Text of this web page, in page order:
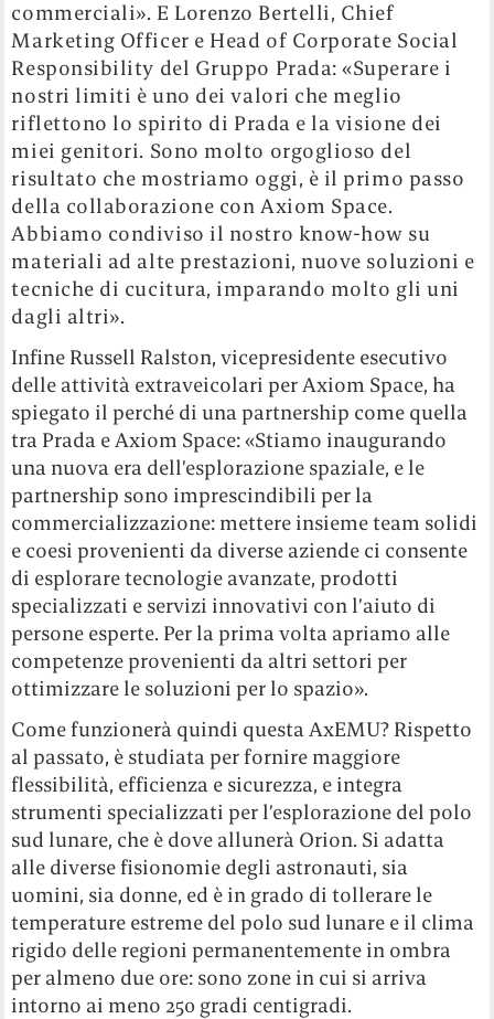
commerciali». E Lorenzo Bertelli, Chief
Marketing Officer e Head of Corporate Social
Responsibility del Gruppo Prada: «Superare i
nostri limiti è uno dei valori che meglio
riflettono lo spirito di Prada e la visione dei
miei genitori. Sono molto orgoglioso del
risultato che mostriamo oggi, è il primo passo
della collaborazione con Axiom Space.
Abbiamo condiviso il nostro know-how su
materiali ad alte prestazioni, nuove soluzioni e
tecniche di cucitura, imparando molto gli uni
dagli altri».
Infine Russell Ralston, vicepresidente esecutivo
delle attività extraveicolari per Axiom Space, ha
spiegato il perché di una partnership come quella
tra Prada e Axiom Space: «Stiamo inaugurando
una nuova era dell’esplorazione spaziale, e le
partnership sono imprescindibili per la
commercializzazione: mettere insieme team solidi
e coesi provenienti da diverse aziende ci consente
di esplorare tecnologie avanzate, prodotti
specializzati e servizi innovativi con l’aiuto di
persone esperte. Per la prima volta apriamo alle
competenze provenienti da altri settori per
ottimizzare le soluzioni per lo spazio».
Come funzionerà quindi questa AxEMU? Rispetto
al passato, è studiata per fornire maggiore
flessibilità, efficienza e sicurezza, e integra
strumenti specializzati per l’esplorazione del polo
sud lunare, che è dove allunerà Orion. Si adatta
alle diverse fisionomie degli astronauti, sia
uomini, sia donne, ed è in grado di tollerare le
temperature estreme del polo sud lunare e il clima
rigido delle regioni permanentemente in ombra
per almeno due ore: sono zone in cui si arriva
intorno ai meno 250 gradi centigradi.